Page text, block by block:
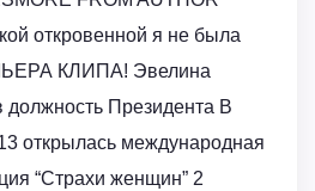
откровенной я не была
КЛИПА! Эвелина
должность Президента В
открылась международная
“Страхи женщин” 2